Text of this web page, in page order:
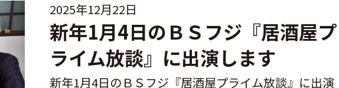
2025年12月22日
新年1月4日のＢＳフジ『居酒屋プ
ライム放談』に出演します
新年1月4日のＢＳフジ『居酒屋プライム放談』に出演